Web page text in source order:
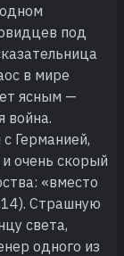
под
в мире
ясным —
война.
Германией,
очень скорый
«вместо
Страшную
света,
одного из